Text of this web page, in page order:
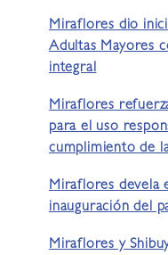
Miraflores dio
Adultas Mayores
integral
Miraflores
para el uso
cumplimiento de
Miraflores devela
inauguración del
Miraflores y